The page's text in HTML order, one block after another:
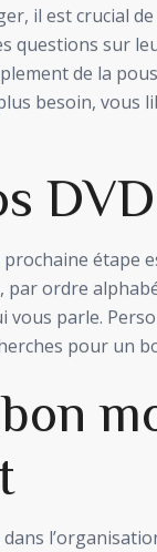
il est crucial de
questions sur
de la
besoin, vous
DVD
prochaine étape
par ordre
vous parle.
pour un